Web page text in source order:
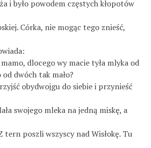
i było powodem częstych kłopotów
Córka, nie mogąc tego znieść,
dlocego wy macie tyła mlyka od
dwóch tak mało?
obydwojgu do siebie i przynieść
swojego mleka na jedną miskę, a
tern poszli wszyscy nad Wisłokę. Tu